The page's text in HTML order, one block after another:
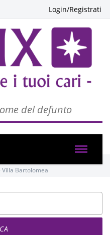
Login/Registrati
Villa Bartolomea